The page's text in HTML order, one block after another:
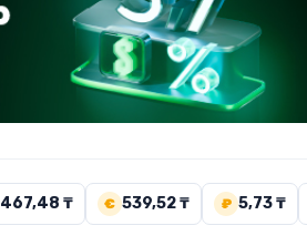
467,48 ₸ € 539,52 ₸ ₽ 5,73 ₸